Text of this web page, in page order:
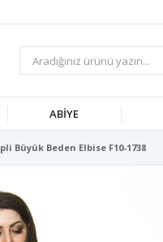
ABIYE
Büyük Beden Elbise F10-1738